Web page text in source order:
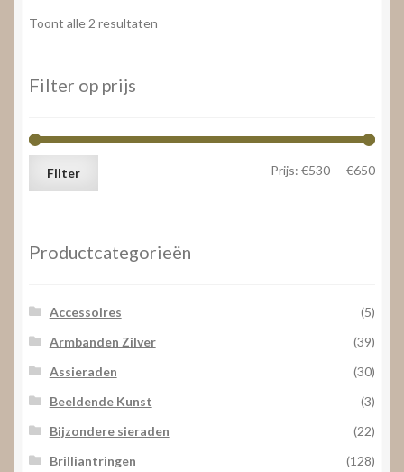
Toont alle 2 resultaten
Filter op prijs
Min.
Max.
Filter Prijs: €530 — €650
Productcategorieën
Accessoires
(5)
Armbanden Zilver
(39)
Assieraden
(30)
Beeldende Kunst
(3)
Bijzondere sieraden
(22)
Brilliantringen
(128)